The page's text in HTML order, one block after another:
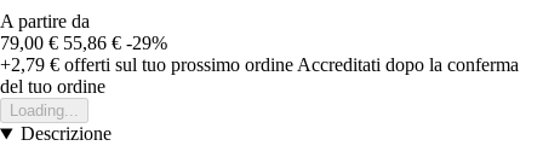
A partire da
79,00 € 55,86 € -29%
+2,79 € offerti sul tuo prossimo ordine Accreditati dopo la conferma
del tuo ordine
Loading...
Descrizione